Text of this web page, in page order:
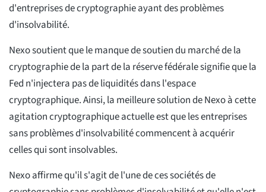
d'entreprises de cryptographie ayant des problèmes
d'insolvabilité.
Nexo soutient que le manque de soutien du marché de la
cryptographie de la part de la réserve fédérale signifie que la
Fed n'injectera pas de liquidités dans l'espace
cryptographique. Ainsi, la meilleure solution de Nexo à cette
agitation cryptographique actuelle est que les entreprises
sans problèmes d'insolvabilité commencent à acquérir
celles qui sont insolvables.
Nexo affirme qu'il s'agit de l'une de ces sociétés de